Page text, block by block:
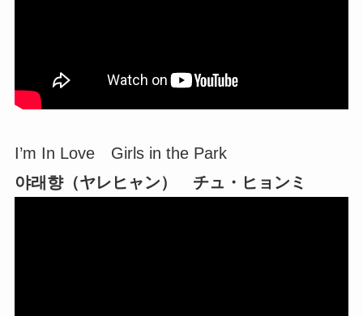
I’m In Love Girls in the Park
야래향（ヤレヒャン） チュ・ヒョンミ